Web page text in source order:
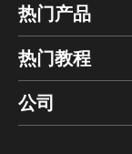
热门产品
热门教程
公司